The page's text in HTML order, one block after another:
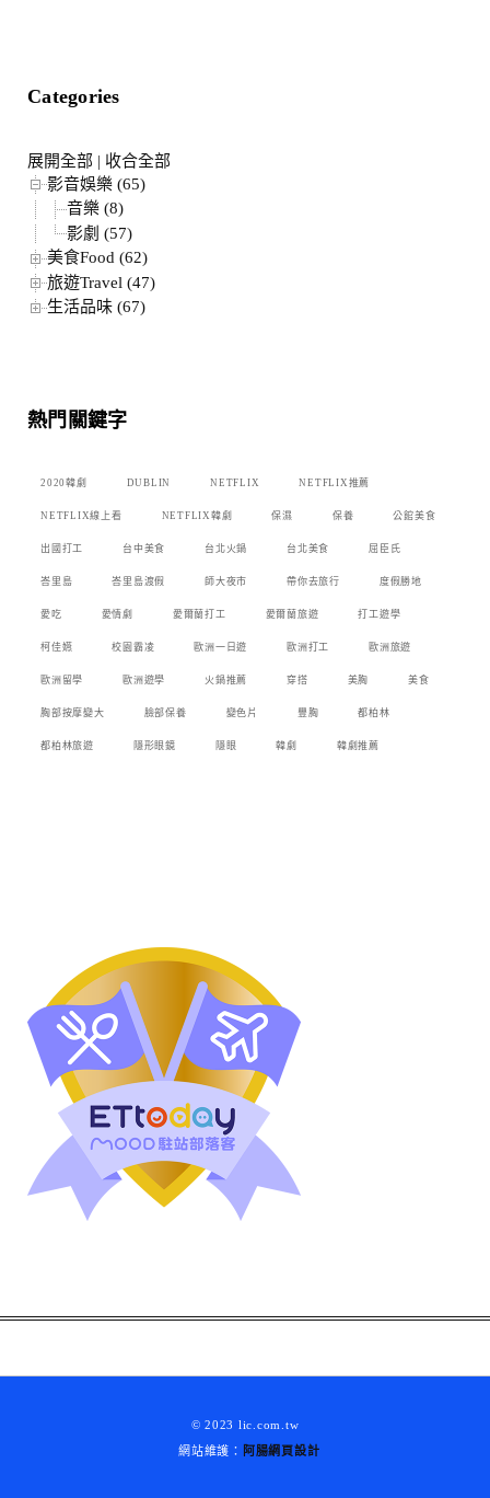
Categories
展開全部 | 收合全部
影音娛樂 (65)
音樂 (8)
影劇 (57)
美食Food (62)
旅遊Travel (47)
生活品味 (67)
熱門關鍵字
2020韓劇 DUBLIN NETFLIX NETFLIX推薦
NETFLIX線上看 NETFLIX韓劇 保濕 保養 公館美食
出國打工 台中美食 台北火鍋 台北美食 屈臣氏
峇里島 峇里島渡假 師大夜市 帶你去旅行 度假勝地
愛吃 愛情劇 愛爾蘭打工 愛爾蘭旅遊 打工遊學
柯佳嬿 校園霸凌 歐洲一日遊 歐洲打工 歐洲旅遊
歐洲留學 歐洲遊學 火鍋推薦 穿搭 美胸 美食
胸部按摩變大 臉部保養 變色片 豐胸 都柏林
都柏林旅遊 隱形眼鏡 隱眼 韓劇 韓劇推薦
© 2023 lic.com.tw
網站維護： 阿腸網頁設計